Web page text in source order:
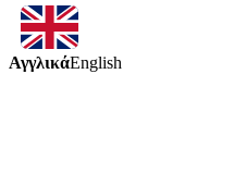
ΑγγλικάEnglish